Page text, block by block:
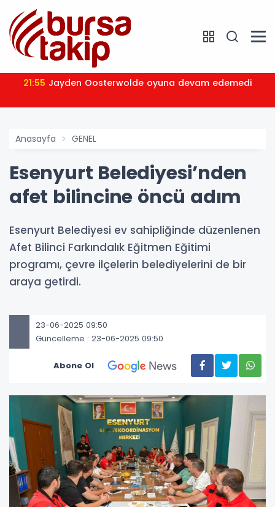
21:55 Jayden Oosterwolde oyuna devam edemedi
Anasayfa GENEL
Esenyurt Belediyesi’nden
afet bilincine öncü adım
Esenyurt Belediyesi ev sahipliğinde düzenlenen
Afet Bilinci Farkındalık Eğitmen Eğitimi
programı, çevre ilçelerin belediyelerini de bir
araya getirdi.
23-06-2025 09:50
Güncelleme : 23-06-2025 09:50
Abone Ol